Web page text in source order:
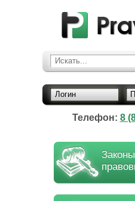
Искать...
Логин
Телефон: 8